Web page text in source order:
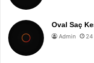
Oval Saç
Admin 24